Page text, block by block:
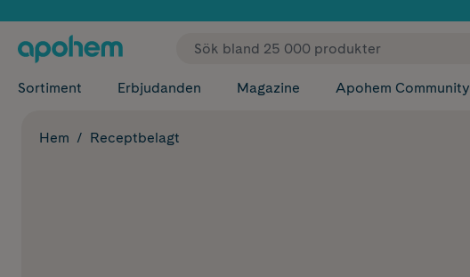
✓ Fri frakt
Sortiment Erbjudanden Magazine Apohem Community
Hem Receptbelagt